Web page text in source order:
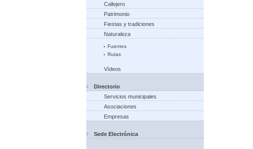
Callejero
Patrimonio
Fiestas y tradiciones
Naturaleza
Fuentes
Rutas
Vídeos
Directorio
Servicios municipales
Asociaciones
Empresas
Sede Electrónica